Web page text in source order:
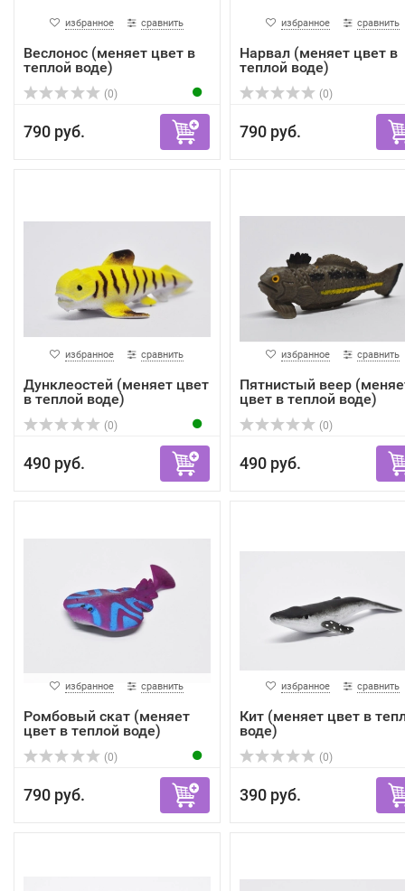
избранное сравнить
Веслонос (меняет цвет в
теплой воде)
(0)
790 руб.
избранное сравнить
Нарвал (меняет цвет в
теплой воде)
(0)
790 руб.
избранное сравнить
Дунклеостей (меняет цвет
в теплой воде)
(0)
490 руб.
избранное сравнить
Пятнистый веер
цвет в теплой воде)
(0)
490 руб.
избранное сравнить
Ромбовый скат (меняет
цвет в теплой воде)
(0)
790 руб.
избранное сравнить
Кит (меняет цвет в
воде)
(0)
390 руб.